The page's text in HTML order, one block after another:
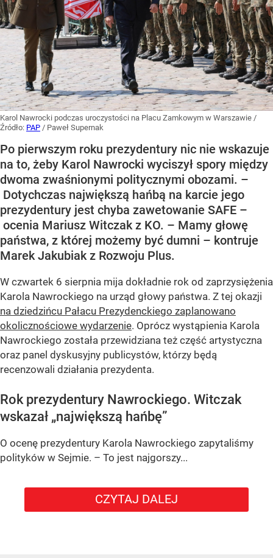
Karol Nawrocki podczas uroczystości na Placu Zamkowym w Warszawie /
Źródło: PAP / Paweł Supernak
Po pierwszym roku prezydentury nic nie wskazuje
na to, żeby Karol Nawrocki wyciszył spory między
dwoma zwaśnionymi politycznymi obozami. –
Dotychczas największą hańbą na karcie jego
prezydentury jest chyba zawetowanie SAFE –
ocenia Mariusz Witczak z KO. – Mamy głowę
państwa, z której możemy być dumni – kontruje
Marek Jakubiak z Rozwoju Plus.
W czwartek 6 sierpnia mija dokładnie rok od zaprzysiężenia
Karola Nawrockiego na urząd głowy państwa. Z tej okazji
na dziedzińcu Pałacu Prezydenckiego zaplanowano
okolicznościowe wydarzenie. Oprócz wystąpienia Karola
Nawrockiego została przewidziana też część artystyczna
oraz panel dyskusyjny publicystów, którzy będą
recenzowali działania prezydenta.
Rok prezydentury Nawrockiego. Witczak
wskazał „największą hańbę”
O ocenę prezydentury Karola Nawrockiego zapytaliśmy
polityków w Sejmie. – To jest najgorszy...
CZYTAJ DALEJ